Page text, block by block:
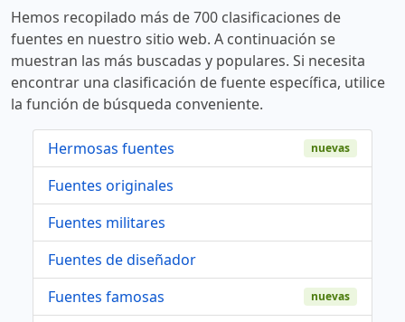
Hemos recopilado más de 700 clasificaciones de
fuentes en nuestro sitio web. A continuación se
muestran las más buscadas y populares. Si necesita
encontrar una clasificación de fuente específica, utilice
la función de búsqueda conveniente.
Hermosas fuentes nuevas
Fuentes originales
Fuentes militares
Fuentes de diseñador
Fuentes famosas
nuevas